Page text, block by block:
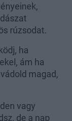
rúzsodat.
ha
ám ha
magad,
vagy
de a nap